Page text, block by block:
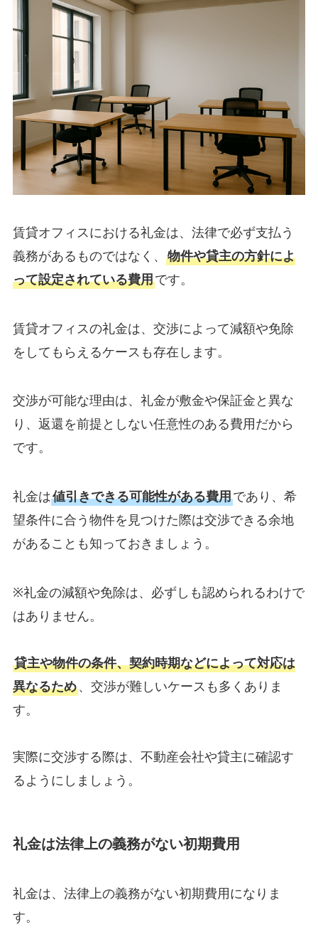
賃貸オフィスにおける礼金は、法律で必ず支払う
義務があるものではなく、 物件や貸主の方針によ
って設定されている費用です。
賃貸オフィスの礼金は、交渉によって減額や免除
をしてもらえるケースも存在します。
交渉が可能な理由は、礼金が敷金や保証金と異な
り、返還を前提としない任意性のある費用だから
です。
礼金は値引きできる可能性がある費用であり、希
望条件に合う物件を見つけた際は交渉できる余地
があることも知っておきましょう。
※礼金の減額や免除は、必ずしも認められるわけで
はありません。
貸主や物件の条件、契約時期などによって対応は
異なるため、交渉が難しいケースも多くありま
す。
実際に交渉する際は、不動産会社や貸主に確認す
るようにしましょう。
礼金は法律上の義務がない初期費用
礼金は、法律上の義務がない初期費用になりま
す。